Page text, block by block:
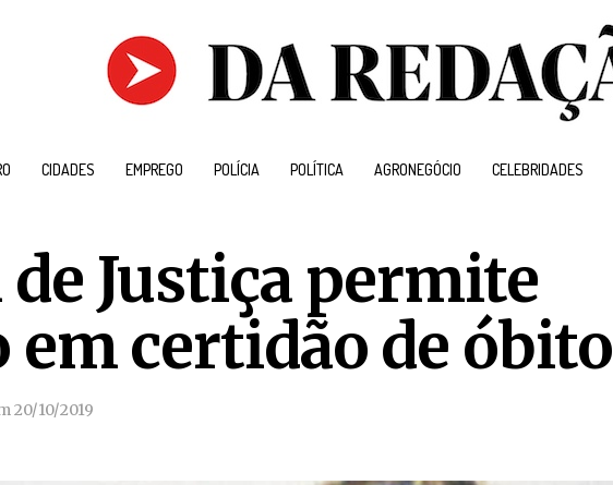
CIDADES EMPREGO POLÍCIA POLÍTICA AGRONEGÓCIO CELEBRIDADES
Justiça permite
em certidão de óbito
20/10/2019